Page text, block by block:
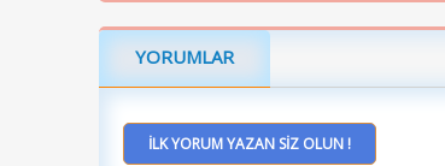
YORUMLAR
İLK YORUM YAZAN SIZ OLUN !